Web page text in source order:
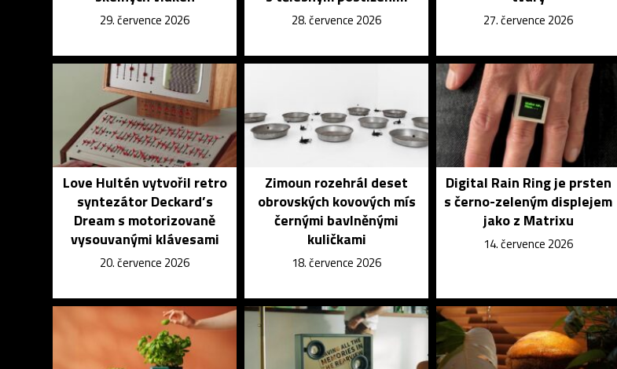
29. července 2026 28. července 2026 27. července 2026
Love Hultén vytvořil retro
syntezátor Deckard’s
Dream s motorizovaně
vysouvanými klávesami
20. července 2026
Zimoun rozehrál deset
obrovských kovových mís
černými bavlněnými
kuličkami
18. července 2026
Digital Rain Ring je prsten
s černo-zeleným displejem
jako z Matrixu
14. července 2026